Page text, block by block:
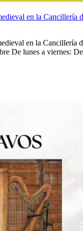
en la Cancillería
en la Cancillería
De lunes a viernes: De